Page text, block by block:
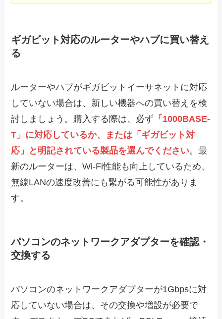
ギガビット対応のルーターやハブに買い替え
る
ルーターやハブがギガビットイーサネットに対応
していない場合は、新しい機器への買い替えを検
討しましょう。購入する際は、必ず 「1000BASE-
T」に対応しているか、または「ギガビット対
応」と明記されている製品を選んでください。最
新のルーターは、Wi-Fi性能も向上しているため、
無線LANの速度改善にも繋がる可能性がありま
す。
パソコンのネットワークアダプターを確認・
交換する
パソコンのネットワークアダプターが1Gbpsに対
応していない場合は、その交換や増設が必要で